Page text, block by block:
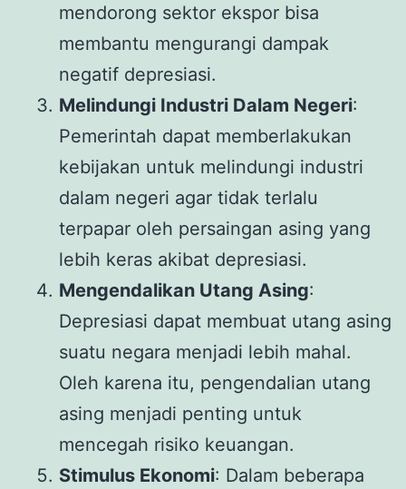
mendorong sektor ekspor bisa
membantu mengurangi dampak
negatif depresiasi.
Melindungi Industri Dalam Negeri:
Pemerintah dapat memberlakukan
kebijakan untuk melindungi industri
dalam negeri agar tidak terlalu
terpapar oleh persaingan asing yang
lebih keras akibat depresiasi.
Mengendalikan Utang Asing:
Depresiasi dapat membuat utang asing
suatu negara menjadi lebih mahal.
Oleh karena itu, pengendalian utang
asing menjadi penting untuk
mencegah risiko keuangan.
Stimulus Ekonomi: Dalam beberapa